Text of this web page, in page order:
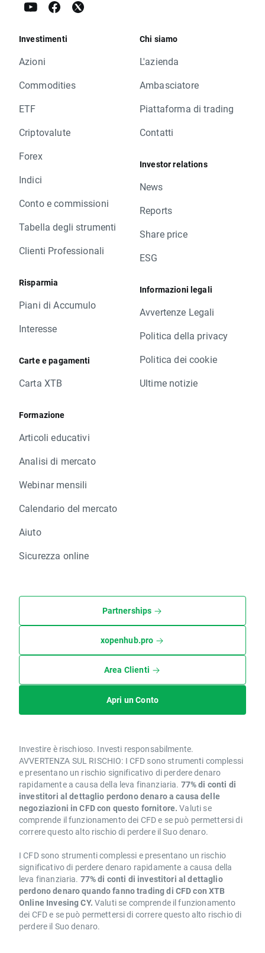
Investimenti
Azioni
Commodities
ETF
Criptovalute
Forex
Indici
Conto e commissioni
Tabella degli strumenti
Clienti Professionali
Risparmia
Piani di Accumulo
Interesse
Carte e pagamenti
Carta XTB
Formazione
Articoli educativi
Analisi di mercato
Webinar mensili
Calendario del mercato
Aiuto
Sicurezza online
Chi siamo
L'azienda
Ambasciatore
Piattaforma di trading
Contatti
Investor relations
News
Reports
Share price
ESG
Informazioni legali
Avvertenze Legali
Politica della privacy
Politica dei cookie
Ultime notizie
Partnerships
xopenhub.pro
Area Clienti
Apri un Conto
Investire è rischioso. Investi responsabilmente.
AVVERTENZA SUL RISCHIO: I CFD sono strumenti complessi
e presentano un rischio significativo di perdere denaro
rapidamente a causa della leva finanziaria. 77% di conti di
investitori al dettaglio perdono denaro a causa delle
negoziazioni in CFD con questo fornitore. Valuti se
comprende il funzionamento dei CFD e se può permettersi di
correre questo alto rischio di perdere il Suo denaro.
I CFD sono strumenti complessi e presentano un rischio
significativo di perdere denaro rapidamente a causa della
leva finanziaria. 77% di conti di investitori al dettaglio
perdono denaro quando fanno trading di CFD con XTB
Online Invesing CY. Valuti se comprende il funzionamento
dei CFD e se può permettersi di correre questo alto rischio di
perdere il Suo denaro.